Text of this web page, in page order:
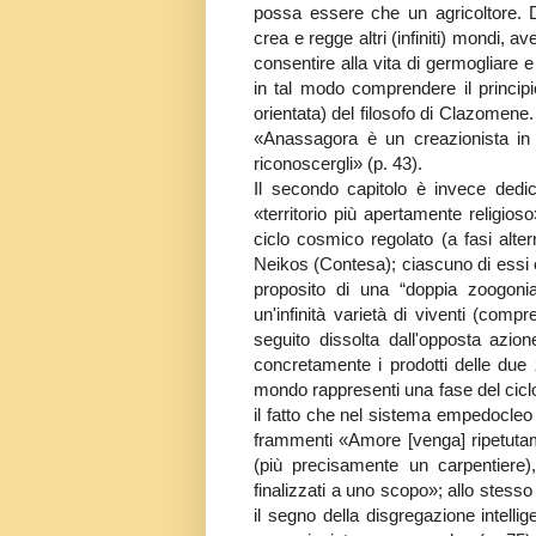
possa essere che un agricoltore.
crea e regge altri (infiniti) mondi,
consentire alla vita di germogliare
in tal modo comprendere il
orientata) del filosofo di
«Anassagora è un creazionista
riconoscergli» (p. 43).
Il secondo capitolo è invece
«territorio più apertamente
ciclo cosmico regolato (a fasi
Neikos (Contesa); ciascuno di essi
proposito di una “doppia
un'infinità varietà di viventi
seguito dissolta dall'opposta
concretamente i prodotti delle
mondo rappresenti una fase del
il fatto che nel sistema
frammenti «Amore [venga]
(più precisamente un
finalizzati a uno scopo»; allo
il segno della disgregazione